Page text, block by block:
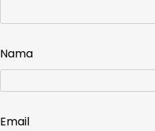
Nama
Email